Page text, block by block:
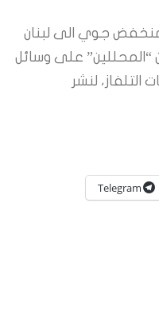
جوي الى لبنان
“المحللين” على وسائل
لنشر
Telegram